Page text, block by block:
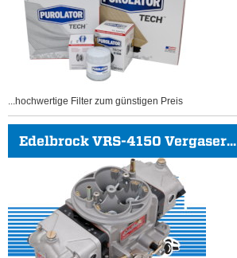
...hochwertige Filter zum günstigen Preis
Edelbrock VRS-4150 Vergaser...